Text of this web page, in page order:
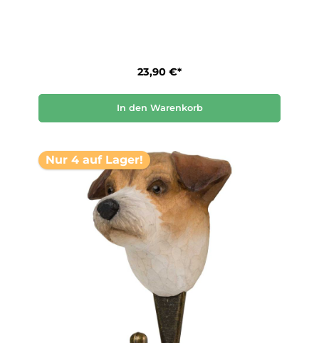
23,90 €*
In den Warenkorb
Nur 4 auf Lager!